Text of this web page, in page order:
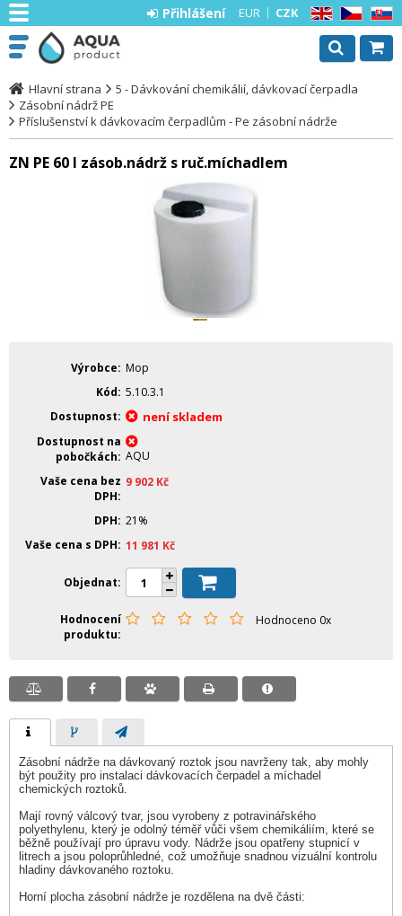
EN CZ SK
EUR CZK
Přihlášení
Hlavní strana
5 - Dávkování chemikálií, dávkovací čerpadla
Zásobní nádrž PE
Příslušenství k dávkovacím čerpadlům - Pe zásobní nádrže
ZN PE 60 l zásob.nádrž s ruč.míchadlem
Výrobce
Mop
Kód 5.10.3.1
Dostupnost
není skladem
Dostupnost na
pobočkách AQU
Vaše cena bez
DPH
9 902 Kč
DPH 21%
Vaše cena s DPH 11 981 Kč
Objednat
Hodnocení
produktu
Hodnoceno 0x
Zásobní nádrže na dávkovaný roztok jsou navrženy tak, aby mohly
být použity pro instalaci dávkovacích čerpadel a míchadel
chemických roztoků.
Mají rovný válcový tvar, jsou vyrobeny z potravinářského
polyethylenu, který je odolný téměř vůči všem chemikáliím, které se
běžně používají pro úpravu vody. Nádrže jsou opatřeny stupnicí v
litrech a jsou poloprůhledné, což umožňuje snadnou vizuální kontrolu
hladiny dávkovaného roztoku.
Horní plocha zásobní nádrže je rozdělena na dvě části: